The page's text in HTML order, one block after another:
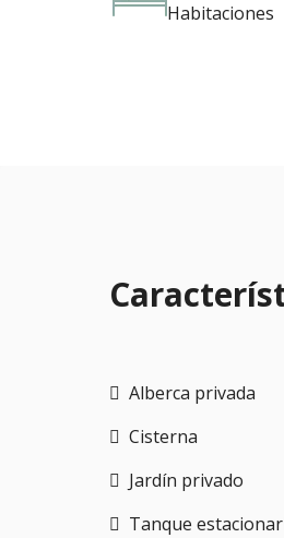
Habitaciones
Alberca privada
Cisterna
Jardín privado
Tanque